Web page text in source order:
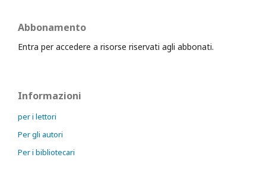
Abbonamento
Entra per accedere a risorse riservati agli abbonati.
Informazioni
per i lettori
Per gli autori
Per i bibliotecari